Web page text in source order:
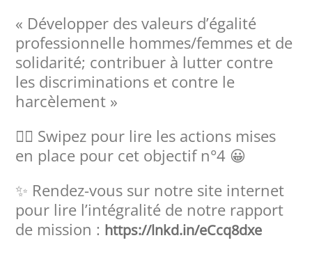
« Développer des valeurs d’égalité
professionnelle hommes/femmes et de
solidarité; contribuer à lutter contre
les discriminations et contre le
harcèlement »
👉🏻 Swipez pour lire les actions mises
en place pour cet objectif n°4 😀
✨ Rendez-vous sur notre site internet
pour lire l’intégralité de notre rapport
de mission : https://lnkd.in/eCcq8dxe